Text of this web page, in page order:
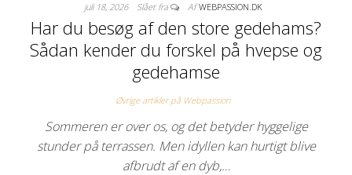
juli 18, 2026 Slået fra Af WEBPASSION.DK
Har du besøg af den store gedehams?
Sådan kender du forskel på hvepse og
gedehamse
Øvrige artikler på Webpassion
Sommeren er over os, og det betyder hyggelige
stunder på terrassen. Men idyllen kan hurtigt blive
afbrudt af en dyb,…